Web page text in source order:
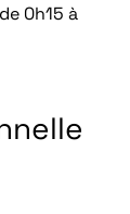
0h15 à